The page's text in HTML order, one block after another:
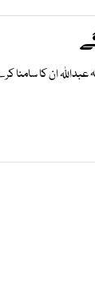
ان کا سامنا